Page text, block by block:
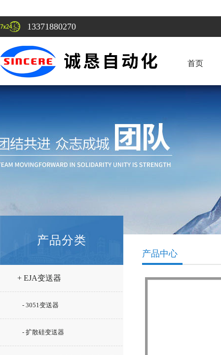
13371880270
首页
产品分类
+ EJA变送器
- 3051变送器
- 扩散硅变送器
产品中心